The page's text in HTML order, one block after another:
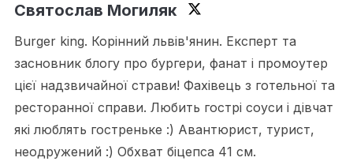
Святослав Могиляк
Burger king. Корінний львів'янин. Експерт та
засновник блогу про бургери, фанат і промоутер
цієї надзвичайної страви! Фахівець з готельної та
ресторанної справи. Любить гострі соуси і дівчат
які люблять гостреньке :) Авантюрист, турист,
неодружений :) Обхват біцепса 41 см.